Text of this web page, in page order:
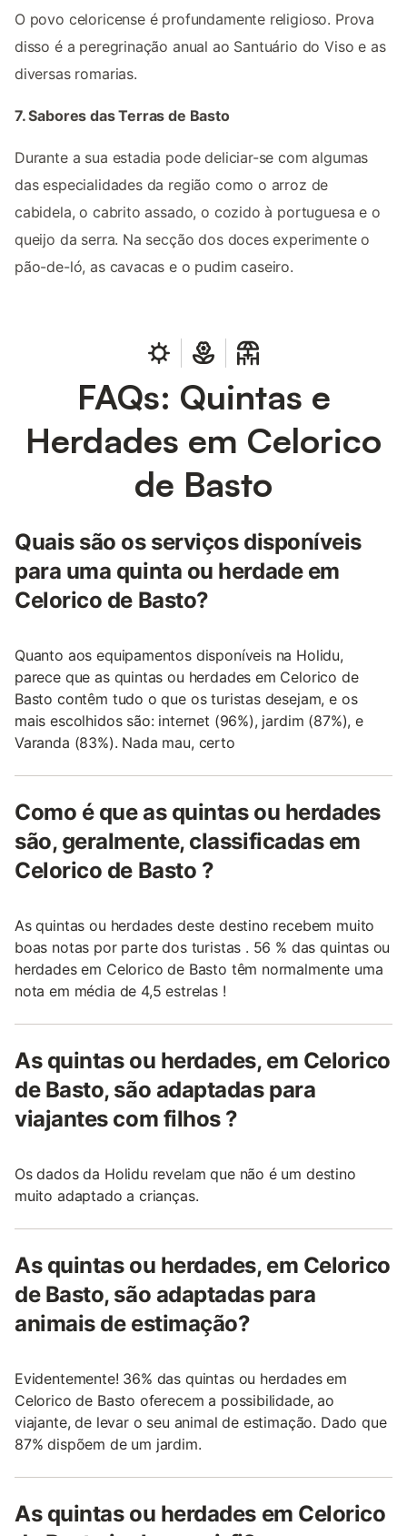
O povo celoricense é profundamente religioso. Prova
disso é a peregrinação anual ao Santuário do Viso e as
diversas romarias.
7. Sabores das Terras de Basto
Durante a sua estadia pode deliciar-se com algumas
das especialidades da região como o arroz de
cabidela, o cabrito assado, o cozido à portuguesa e o
queijo da serra. Na secção dos doces experimente o
pão-de-ló, as cavacas e o pudim caseiro.
FAQs: Quintas e
Herdades em Celorico
de Basto
Quais são os serviços disponíveis
para uma quinta ou herdade em
Celorico de Basto?
Quanto aos equipamentos disponíveis na Holidu,
parece que as quintas ou herdades em Celorico de
Basto contêm tudo o que os turistas desejam, e os
mais escolhidos são: internet (96%), jardim (87%), e
Varanda (83%). Nada mau, certo
Como é que as quintas ou herdades
são, geralmente, classificadas em
Celorico de Basto ?
As quintas ou herdades deste destino recebem muito
boas notas por parte dos turistas . 56 % das quintas ou
herdades em Celorico de Basto têm normalmente uma
nota em média de 4,5 estrelas !
As quintas ou herdades, em Celorico
de Basto, são adaptadas para
viajantes com filhos ?
Os dados da Holidu revelam que não é um destino
muito adaptado a crianças.
As quintas ou herdades, em Celorico
de Basto, são adaptadas para
animais de estimação?
Evidentemente! 36% das quintas ou herdades em
Celorico de Basto oferecem a possibilidade, ao
viajante, de levar o seu animal de estimação. Dado que
87% dispõem de um jardim.
As quintas ou herdades em Celorico